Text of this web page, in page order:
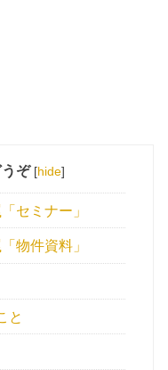
ぞ [hide]
セミナー」
物件資料」
と